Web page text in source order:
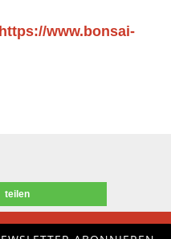
https://www.bonsai-
teilen